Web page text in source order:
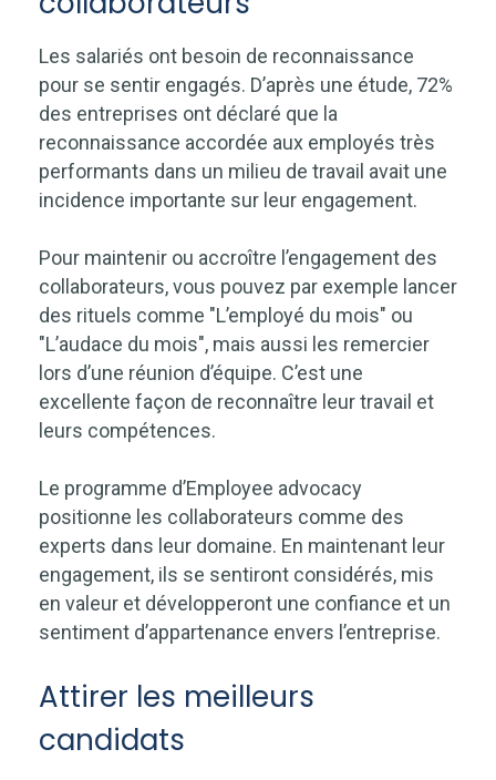
Les salariés ont besoin de reconnaissance
pour se sentir engagés. D’après une étude, 72%
des entreprises ont déclaré que la
reconnaissance accordée aux employés très
performants dans un milieu de travail avait une
incidence importante sur leur engagement.
Pour maintenir ou accroître l’engagement des
collaborateurs, vous pouvez par exemple lancer
des rituels comme "L’employé du mois" ou
"L’audace du mois", mais aussi les remercier
lors d’une réunion d’équipe. C’est une
excellente façon de reconnaître leur travail et
leurs compétences.
Le programme d’Employee advocacy
positionne les collaborateurs comme des
experts dans leur domaine. En maintenant leur
engagement, ils se sentiront considérés, mis
en valeur et développeront une confiance et un
sentiment d’appartenance envers l’entreprise.
Attirer les meilleurs
candidats